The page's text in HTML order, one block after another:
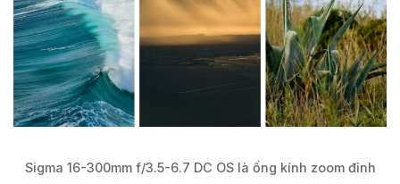
Sigma 16-300mm f/3.5-6.7 DC OS là ống kính zoom đỉnh